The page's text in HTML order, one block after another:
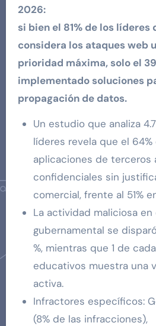
2026:
si bien el 81% de los líderes
considera los ataques web
prioridad máxima, solo el
implementado soluciones
propagación de datos.
Un estudio que analiza
líderes revela que el 64%
aplicaciones de terceros
confidenciales sin
comercial, frente al 51%
La actividad maliciosa
gubernamental se
%, mientras que 1 de
educativos muestra una
activa.
Infractores específicos:
(8% de las infracciones),